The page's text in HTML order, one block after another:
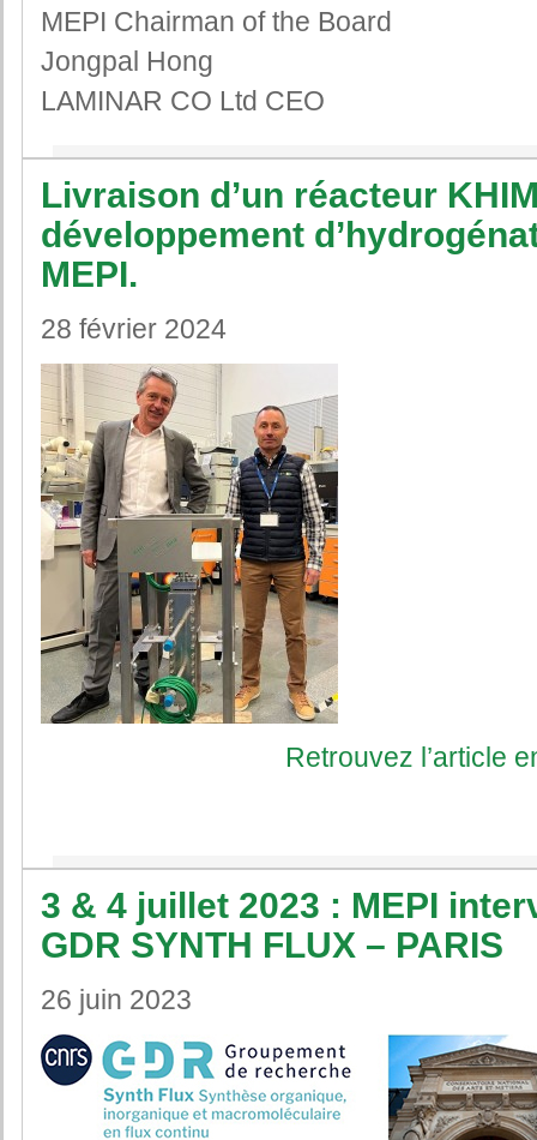
MEPI Chairman of the Board
Jongpal Hong
LAMINAR CO Ltd CEO
Livraison d’un réacteur
développement
MEPI.
28 février 2024
Retrouvez l’article
3 & 4 juillet 2023 : MEPI
GDR SYNTH FLUX – PARIS
26 juin 2023